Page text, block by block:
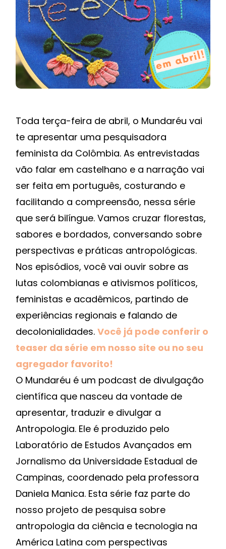
Toda terça-feira de abril, o Mundaréu vai
te apresentar uma pesquisadora
feminista da Colômbia. As entrevistadas
vão falar em castelhano e a narração vai
ser feita em português, costurando e
facilitando a compreensão, nessa série
que será bilíngue. Vamos cruzar florestas,
sabores e bordados, conversando sobre
perspectivas e práticas antropológicas.
Nos episódios, você vai ouvir sobre as
lutas colombianas e ativismos políticos,
feministas e acadêmicos, partindo de
experiências regionais e falando de
decolonialidades. Você já pode conferir o
teaser da série em nosso site ou no seu
agregador favorito!
O Mundaréu é um podcast de divulgação
científica que nasceu da vontade de
apresentar, traduzir e divulgar a
Antropologia. Ele é produzido pelo
Laboratório de Estudos Avançados em
Jornalismo da Universidade Estadual de
Campinas, coordenado pela professora
Daniela Manica. Esta série faz parte do
nosso projeto de pesquisa sobre
antropologia da ciência e tecnologia na
América Latina com perspectivas